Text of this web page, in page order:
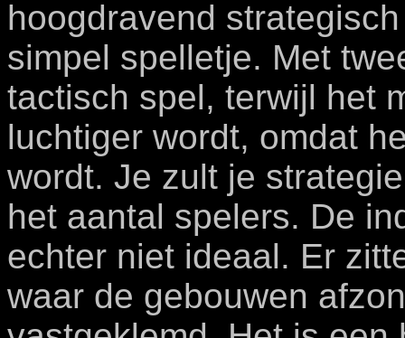
hoogdravend
simpel spelletje. Met
tactisch spel, terwijl het
luchtiger wordt, omdat
wordt. Je zult je
het aantal spelers. De
echter niet ideaal. Er
waar de gebouwen